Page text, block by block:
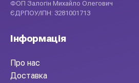
ФОП Залогін Михайло Олегович
ЄДРПОУ/ІПН: 3281001713
Інформація
Про нас
Доставка